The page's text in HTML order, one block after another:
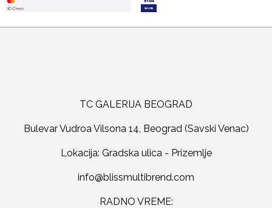
TC GALERIJA BEOGRAD
Bulevar Vudroa Vilsona 14, Beograd (Savski Venac)
Lokacija: Gradska ulica - Prizemlje
RADNO VREME: